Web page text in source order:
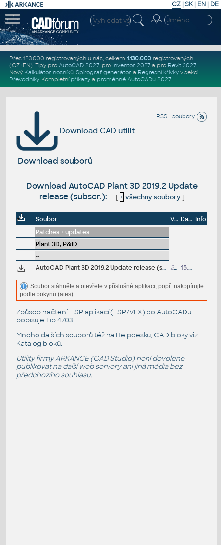
CZ | SK| EN | DE
Přes 123.000 registrovaných u nás, celkem 1.130.000registrovaných
(CZ+EN). Tipy pro AutoCAD 2027, pro Inventor 2027a pro Revit 2027.
Nový Kalkulátor nosníků, Spirograf generátor a Regresní křivkyv sekci
Převodníky. Kompletní příkazya proměnné AutoCADu 2027.
RSS - soubory
Download CAD utilit
Download souborů
Download AutoCAD Plant 3D 2019.2 Update
release (subscr.):
[ + všechny soubory]
Soubor Velikost Datum Info
Patches + updates
Plant 3D, P&ID
--
AutoCAD Plant 3D 2019.2 Update release (subscr.) 219MB 15.8.2019
Soubor stáhněte a otevřete v příslušné aplikaci, popř. nakopírujte
podle pokynů (ates).
Způsob načtení LISP aplikací (LSP/VLX) do AutoCADu
popisuje Tip 4703.
Mnoho dalších souborů též na Helpdesku, CAD bloky viz
Katalog bloků.
Utility firmy ARKANCE (CAD Studio) není dovoleno
publikovat na další web servery ani jiná média bez
předchozího souhlasu.